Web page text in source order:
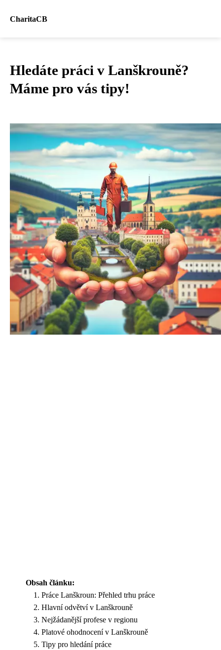
CharitaCB
Hledáte práci v Lanškrouně?
Máme pro vás tipy!
Obsah článku:
Práce Lanškroun: Přehled trhu práce
Hlavní odvětví v Lanškrouně
Nejžádanější profese v regionu
Platové ohodnocení v Lanškrouně
Tipy pro hledání práce